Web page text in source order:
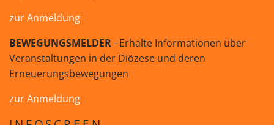
zur Anmeldung
BEWEGUNGSMELDER- Erhalte Informationen über
Veranstaltungen in der Diözese und deren
Erneuerungsbewegungen
zur Anmeldung